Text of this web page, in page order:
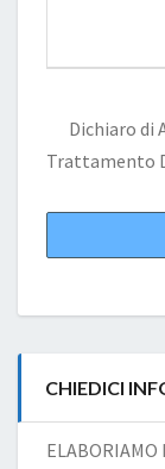
Dichiaro di
Trattamento
CHIEDICI
ELABORIAMO